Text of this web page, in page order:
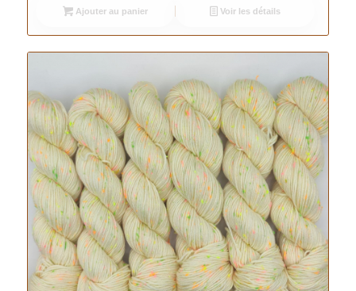
était :
26.00 €.
est :
20.00 €.
Ajouter au panier Voir les détails